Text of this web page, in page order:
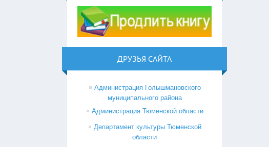
ДРУЗЬЯ САЙТА
Администрация Голышмановского
муниципального района
Администрация Тюменской области
Департамент культуры Тюменской
области